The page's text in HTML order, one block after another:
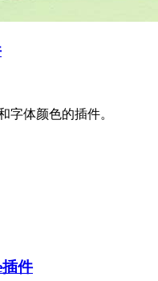
字体颜色的插件。
件